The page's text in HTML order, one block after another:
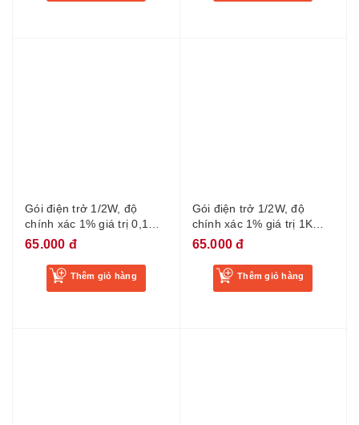
Gói điện trở 1/2W, độ
chính xác 1% giá trị 0,1
ohm đến 750 ohm, 30 loại,
65.000 đ
Thêm giỏ hàng
Gói điện trở 1/2W, độ
chính xác 1% giá trị 1K
đến 820K, 30 loại, mỗi loại
65.000 đ
Thêm giỏ hàng